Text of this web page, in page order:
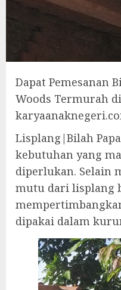
Dapat Pemesanan
Woods Termurah
Lisplang|Bilah
kebutuhan yang
diperlukan. Selain
mutu dari lisplang
dipakai dalam